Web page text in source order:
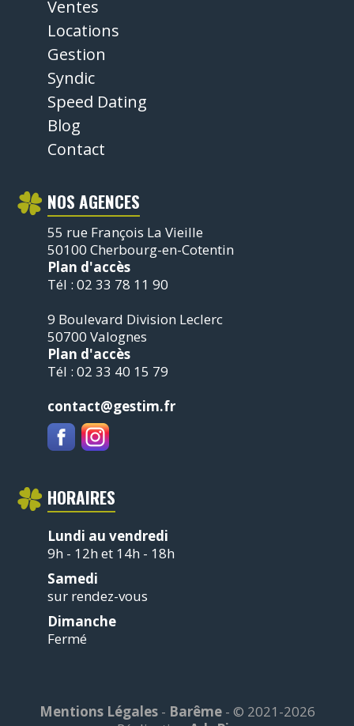
Ventes
Locations
Gestion
Syndic
Speed Dating
Blog
Contact
NOS AGENCES
55 rue François La Vieille
50100 Cherbourg-en-Cotentin
Plan d'accès
Tél : 02 33 78 11 90
9 Boulevard Division Leclerc
50700 Valognes
Plan d'accès
Tél : 02 33 40 15 79
contact@gestim.fr
HORAIRES
Lundi au vendredi
9h - 12h et 14h - 18h
Samedi
sur rendez-vous
Dimanche
Fermé
Mentions Légales- Barême- © 2021-2026